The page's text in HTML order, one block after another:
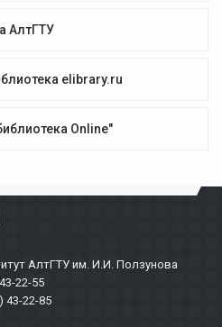
АлтГТУ
elibrary.ru
Online"
АлтГТУ им. И.И. Ползунова
22-55
43-22-85